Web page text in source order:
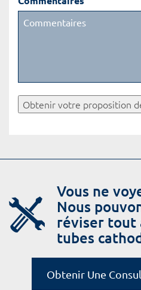
Obtenir votre proposition
Vous ne
Nous
réviser tout
tubes
Obtenir Une